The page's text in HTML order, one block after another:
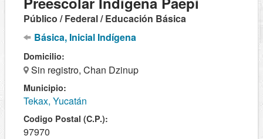
Público / Federal / Educación Básica
Básica, Inicial Indígena
Domicilio:
Sin registro, Chan Dzinup
Municipio:
Tekax, Yucatán
Codigo Postal (C.P.):
97970